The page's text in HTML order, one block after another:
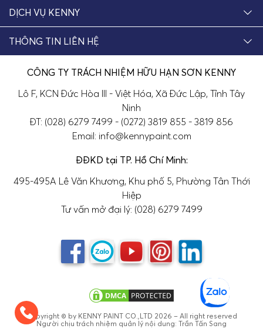
DỊCH VỤ KENNY
THÔNG TIN LIÊN HỆ
CÔNG TY TRÁCH NHIỆM HỮU HẠN SƠN KENNY
Lô F, KCN Đức Hòa III - Việt Hóa, Xã Đức Lập, Tỉnh Tây
Ninh
ĐT: (028) 6279 7499 - (0272) 3819 855 - 3819 856
Email: info@kennypaint.com
ĐĐKD tại TP. Hồ Chí Minh:
495-495A Lê Văn Khương, Khu phố 5, Phường Tân Thới
Hiệp
Tư vấn mở đại lý: (028) 6279 7499
Copyright © by KENNY PAINT CO.,LTD 2026 – All right reserved
Người chịu trách nhiệm quản lý nội dung: Trần Tấn Sang